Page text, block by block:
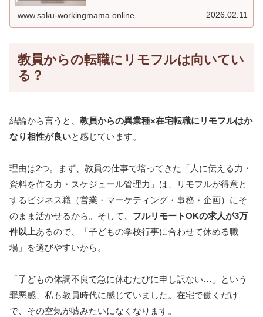
www.saku-workingmama.online 2026.02.11
教員からの転職にリモフルは向いてい
る？
結論から言うと、 教員からの異業種×在宅転職にリモフルはか
なり相性が良いと感じています。
理由は2つ。まず、教員の仕事で培ってきた「人に伝える力・
資料を作る力・スケジュール管理力」は、リモフルが得意と
するビジネス職（営業・マーケティング・事務・企画）にそ
のまま活かせるから。そして、 フルリモートOKの求人が3万
件以上あるので、「子どもの学校行事に合わせて休める職
場」を選びやすいから。
「子どもの体調不良で急に休むたびに申し訳ない…」という
罪悪感、私も教員時代に感じていました。在宅で働くだけ
で、その空気が嘘みたいになくなります。